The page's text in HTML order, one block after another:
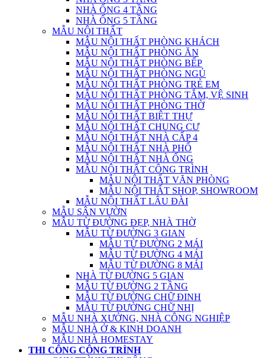
NHÀ ỐNG 4 TẦNG
NHÀ ỐNG 5 TẦNG
MẪU NỘI THẤT
MẪU NỘI THẤT PHÒNG KHÁCH
MẪU NỘI THẤT PHÒNG ĂN
MẪU NỘI THẤT PHÒNG BẾP
MẪU NỘI THẤT PHÒNG NGỦ
MẪU NỘI THẤT PHÒNG TRẺ EM
MẪU NỘI THẤT PHÒNG TẮM, VỆ SINH
MẪU NỘI THẤT PHÒNG THỜ
MẪU NỘI THẤT BIỆT THỰ
MẪU NỘI THẤT CHUNG CƯ
MẪU NỘI THẤT NHÀ CẤP 4
MẪU NỘI THẤT NHÀ PHỐ
MẪU NỘI THẤT NHÀ ỐNG
MẪU NỘI THẤT CÔNG TRÌNH
MẪU NỘI THẤT VĂN PHÒNG
MẪU NỘI THẤT SHOP, SHOWROOM
MẪU NỘI THẤT LÂU ĐÀI
MẪU SÂN VƯỜN
MẪU TỪ ĐƯỜNG ĐẸP, NHÀ THỜ
MẪU TỪ ĐƯỜNG 3 GIAN
MẪU TỪ ĐƯỜNG 2 MÁI
MẪU TỪ ĐƯỜNG 4 MÁI
MẪU TỪ ĐƯỜNG 8 MÁI
NHÀ TỪ ĐƯỜNG 5 GIAN
MẪU TỪ ĐƯỜNG 2 TẦNG
MẪU TỪ ĐƯỜNG CHỮ ĐINH
MẪU TỪ ĐƯỜNG CHỮ NHỊ
MẪU NHÀ XƯỞNG, NHÀ CÔNG NGHIỆP
MẪU NHÀ Ở & KINH DOANH
MẪU NHÀ HOMESTAY
THI CÔNG CÔNG TRÌNH